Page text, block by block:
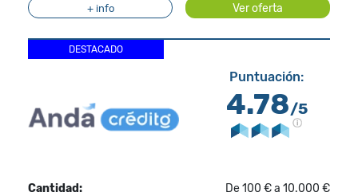
+ info Ver oferta
DESTACADO
Puntuación:
4.78/5
Cantidad:
De 100 € a 10.000 €